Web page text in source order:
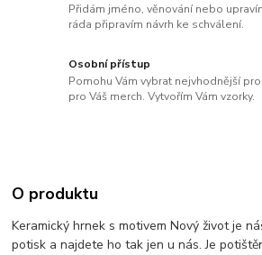
Přidám jméno, věnování nebo
ráda připravím návrh ke schválení.
Osobní přístup
Pomohu Vám vybrat nejvhodnější
pro Váš merch. Vytvořím Vám vzorky.
O produktu
Keramický hrnek s motivem Nový život je
potisk a najdete ho tak jen u nás. Je